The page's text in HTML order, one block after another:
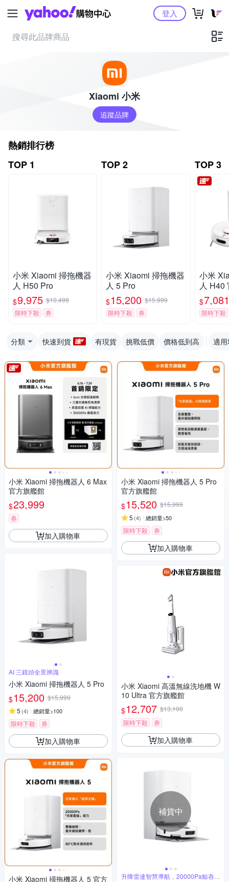
Yahoo購物中心登入
Xiaomi 小米
追蹤品牌
熱銷排行榜
TOP 1
小米 Xiaomi 掃拖機器
人 H50 Pro
$9,975 $10,499
限時下殺
券
TOP 2
小米 Xiaomi 掃拖機器
人 5 Pro
$15,200 $15,999
限時下殺
券
TOP 3
小米
人 H40
$7,081
限時下殺
分類 快速到貨 有現貨 挑戰低價 價格低到高 適
小米 Xiaomi 掃拖機器人 6 Max
官方旗艦館
$23,999
券
加入購物車
AI 三鏡頭全景辨識
小米 Xiaomi 掃拖機器人 5 Pro
$15,200 $15,999
5 (4) 總銷量>100
限時下殺 券
加入購物車
小米 Xiaomi 掃拖機器人 5 官方
小米 Xiaomi 掃拖機器人 5 Pro
官方旗艦館
$15,520 $15,999
5 (4) 總銷量>50
限時下殺 券
加入購物車
小米 Xiaomi 高溫無線洗地機 W
10 Ultra 官方旗艦館
$12,707 $13,100
限時下殺
券
加入購物車
補貨中
升降雷達智慧導航，20000Pa鯨吞吸